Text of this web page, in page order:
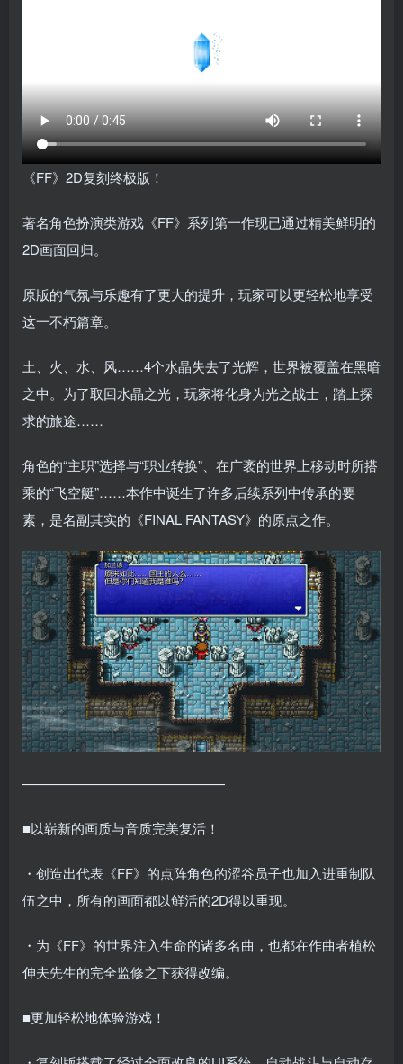
《FF》2D复刻终极版！
著名角色扮演类游戏《FF》系列第一作现已通过精美鲜明的
2D画面回归。
原版的气氛与乐趣有了更大的提升，玩家可以更轻松地享受
这一不朽篇章。
土、火、水、风……4个水晶失去了光辉，世界被覆盖在黑暗
之中。为了取回水晶之光，玩家将化身为光之战士，踏上探
求的旅途……
角色的“主职”选择与“职业转换”、在广袤的世界上移动时所搭
乘的“飞空艇”……本作中诞生了许多后续系列中传承的要
素，是名副其实的《FINAL FANTASY》的原点之作。
———————————————
■以崭新的画质与音质完美复活！
・创造出代表《FF》的点阵角色的涩谷员子也加入进重制队
伍之中，所有的画面都以鲜活的2D得以重现。
・为《FF》的世界注入生命的诸多名曲，也都在作曲者植松
伸夫先生的完全监修之下获得改编。
■更加轻松地体验游戏！